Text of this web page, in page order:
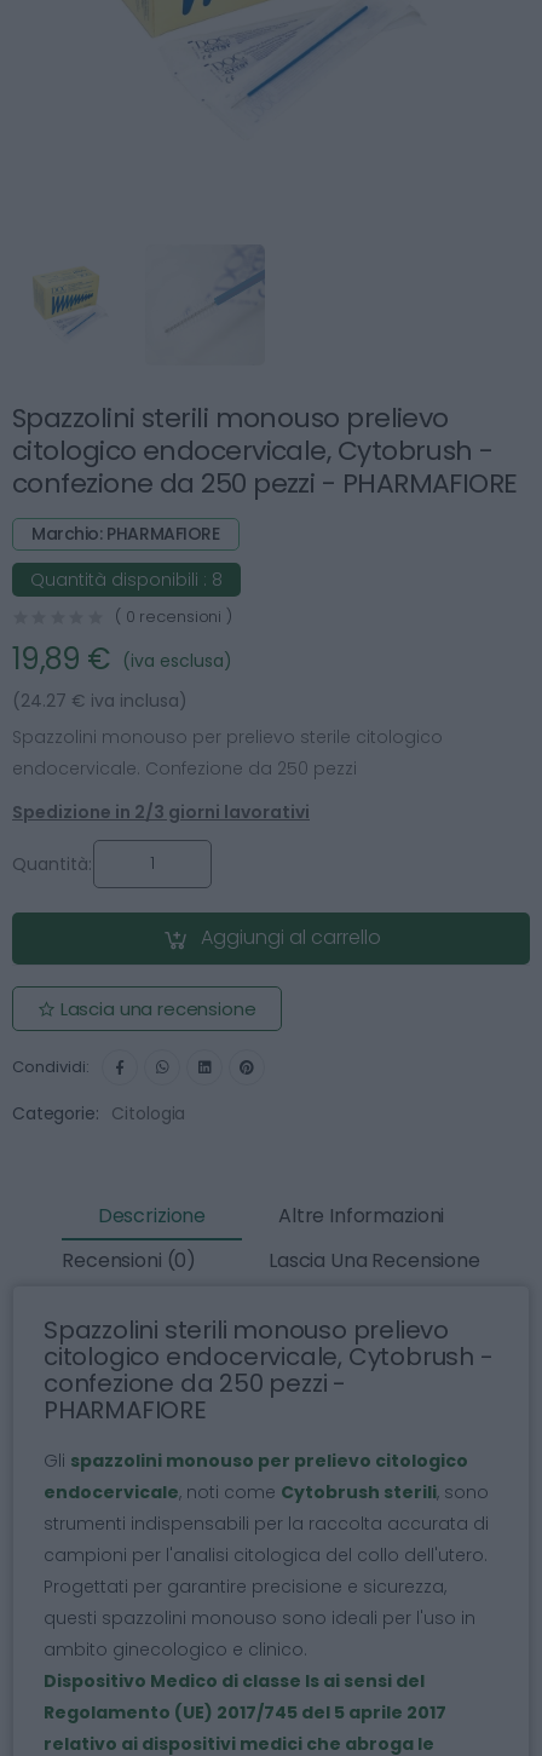
Spazzolini sterili monouso prelievo
citologico endocervicale, Cytobrush -
confezione da 250 pezzi - PHARMAFIORE
Marchio: PHARMAFIORE
Quantità disponibili : 8
( 0 recensioni )
19,89 €
(iva esclusa)
(24.27 € iva inclusa)
Spazzolini monouso per prelievo sterile citologico
endocervicale. Confezione da 250 pezzi
Spedizione in 2/3 giorni lavorativi
Quantità:
Aggiungi al carrello
Lascia una recensione
Condividi:
Categorie: Citologia
Descrizione
Altre Informazioni
Recensioni (0)
Lascia Una Recensione
Spazzolini sterili monouso prelievo
citologico endocervicale, Cytobrush -
confezione da 250 pezzi -
PHARMAFIORE
Gli spazzolini monouso per prelievo citologico
endocervicale, noti come Cytobrush sterili, sono
strumenti indispensabili per la raccolta accurata di
campioni per l'analisi citologica del collo dell'utero.
Progettati per garantire precisione e sicurezza,
questi spazzolini monouso sono ideali per l'uso in
ambito ginecologico e clinico.
Dispositivo Medico di classe Is ai sensi del
Regolamento (UE) 2017/745 del 5 aprile 2017
relativo ai dispositivi medici che abroga le